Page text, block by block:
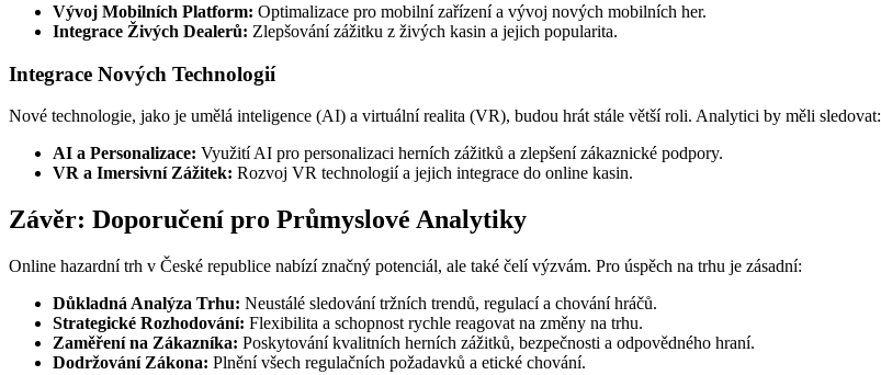
Vývoj Mobilních Platform: Optimalizace pro mobilní zařízení a vývoj nových mobilních her.
Integrace Živých Dealerů: Zlepšování zážitku z živých kasin a jejich popularita.
Integrace Nových Technologií
Nové technologie, jako je umělá inteligence (AI) a virtuální realita (VR), budou hrát stále větší roli. Analytici by měli sledovat:
AI a Personalizace: Využití AI pro personalizaci herních zážitků a zlepšení zákaznické podpory.
VR a Imersivní Zážitek: Rozvoj VR technologií a jejich integrace do online kasin.
Závěr: Doporučení pro Průmyslové Analytiky
Online hazardní trh v České republice nabízí značný potenciál, ale také čelí výzvám. Pro úspěch na trhu je zásadní:
Důkladná Analýza Trhu: Neustálé sledování tržních trendů, regulací a chování hráčů.
Strategické Rozhodování: Flexibilita a schopnost rychle reagovat na změny na trhu.
Zaměření na Zákazníka: Poskytování kvalitních herních zážitků, bezpečnosti a odpovědného hraní.
Dodržování Zákona: Plnění všech regulačních požadavků a etické chování.